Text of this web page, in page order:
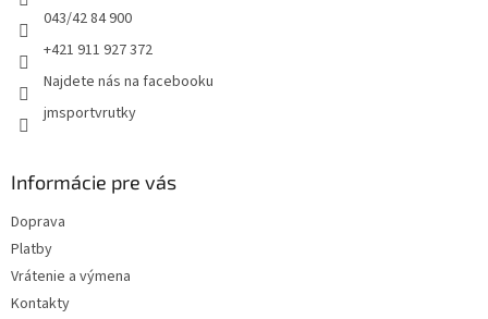
043/42 84 900
+421 911 927 372
Najdete nás na facebooku
jmsportvrutky
Informácie pre vás
Doprava
Platby
Vrátenie a výmena
Kontakty